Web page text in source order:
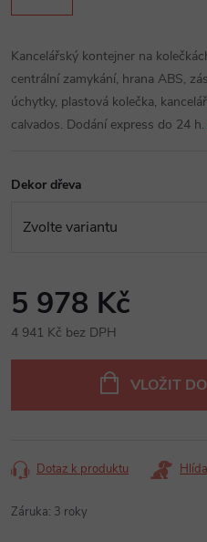
Kancelářský kontejner na
centrální zamykání, hrana ABS,
úchytky, plastová kolečka,
calvados. Dodání express do 24 h.
Dekor dřeva
5 978 Kč
4 941 Kč bez DPH
VLOŽIT
Dotaz k produktu
Záruka: 3 roky